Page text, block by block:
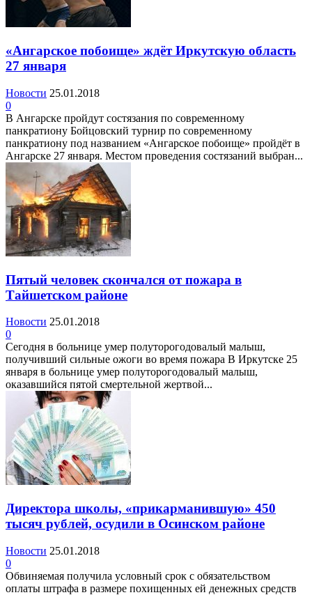
«Ангарское побоище» ждёт Иркутскую область
27 января
Новости 25.01.2018
0
В Ангарске пройдут состязания по современному
панкратиону Бойцовский турнир по современному
панкратиону под названием «Ангарское побоище» пройдёт в
Ангарске 27 января. Местом проведения состязаний выбран...
Пятый человек скончался от пожара в
Тайшетском районе
Новости 25.01.2018
0
Сегодня в больнице умер полуторогодовалый малыш,
получивший сильные ожоги во время пожара В Иркутске 25
января в больнице умер полуторогодовалый малыш,
оказавшийся пятой смертельной жертвой...
Директора школы, «прикарманившую» 450
тысяч рублей, осудили в Осинском районе
Новости 25.01.2018
0
Обвиняемая получила условный срок с обязательством
оплаты штрафа в размере похищенных ей денежных средств